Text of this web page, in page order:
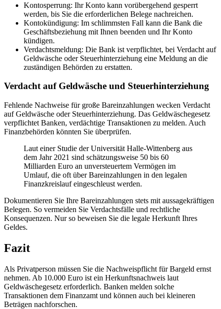
Kontosperrung: Ihr Konto kann vorübergehend gesperrt
werden, bis Sie die erforderlichen Belege nachreichen.
Kontokündigung: Im schlimmsten Fall kann die Bank die
Geschäftsbeziehung mit Ihnen beenden und Ihr Konto
kündigen.
Verdachtsmeldung: Die Bank ist verpflichtet, bei Verdacht auf
Geldwäsche oder Steuerhinterziehung eine Meldung an die
zuständigen Behörden zu erstatten.
Verdacht auf Geldwäsche und Steuerhinterziehung
Fehlende Nachweise für große Bareinzahlungen wecken Verdacht
auf Geldwäsche oder Steuerhinterziehung. Das Geldwäschegesetz
verpflichtet Banken, verdächtige Transaktionen zu melden. Auch
Finanzbehörden könnten Sie überprüfen.
Laut einer Studie der Universität Halle-Wittenberg aus
dem Jahr 2021 sind schätzungsweise 50 bis 60
Milliarden Euro an unversteuertem Vermögen im
Umlauf, die oft über Bareinzahlungen in den legalen
Finanzkreislauf eingeschleust werden.
Dokumentieren Sie Ihre Bareinzahlungen stets mit aussagekräftigen
Belegen. So vermeiden Sie Verdachtsfälle und rechtliche
Konsequenzen. Nur so beweisen Sie die legale Herkunft Ihres
Geldes.
Fazit
Als Privatperson müssen Sie die Nachweispflicht für Bargeld ernst
nehmen. Ab 10.000 Euro ist ein Herkunftsnachweis laut
Geldwäschegesetz erforderlich. Banken melden solche
Transaktionen dem Finanzamt und können auch bei kleineren
Beträgen nachforschen.